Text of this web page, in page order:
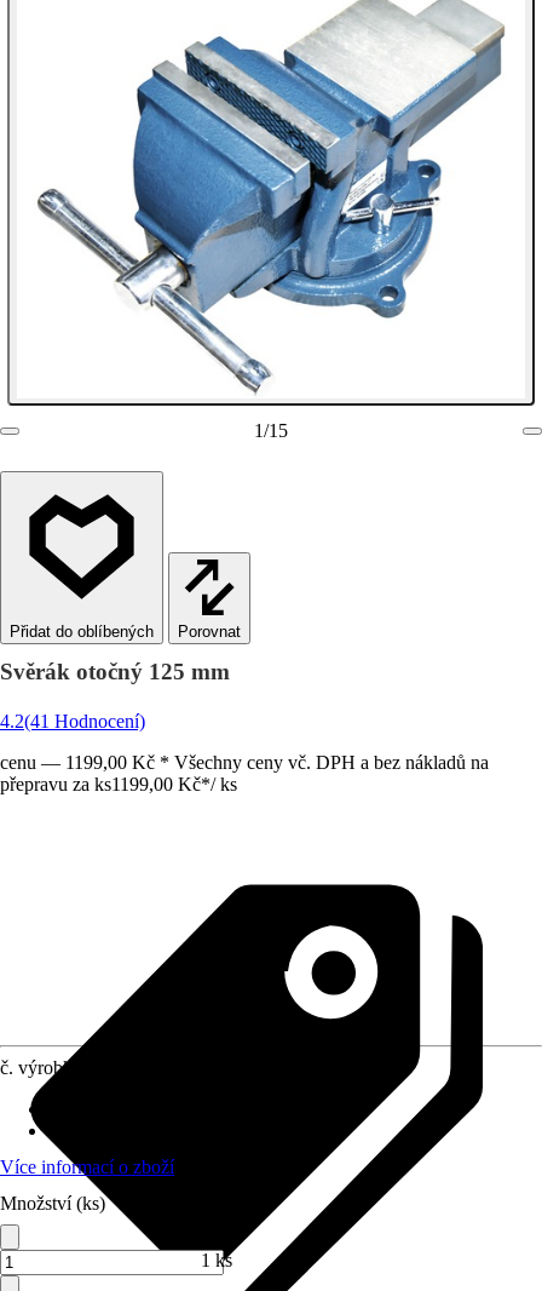
1/15
Porovnat
Svěrák otočný 125 mm
4.2(41 Hodnocení)
cenu — 1199,00 Kč * Všechny ceny vč. DPH a bez nákladů na
přepravu za ks1199,00 Kč*/ ks
č. výrobku
Více informací o zboží
Množství (ks)
1 ks